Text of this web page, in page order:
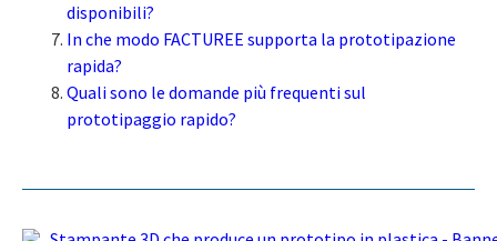
disponibili?
In che modo FACTUREE supporta la prototipazione
rapida?
Quali sono le domande più frequenti sul
prototipaggio rapido?